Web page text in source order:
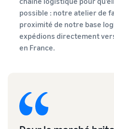
possible : notre atelier de
proximité de notre base
expédions directement
en France.